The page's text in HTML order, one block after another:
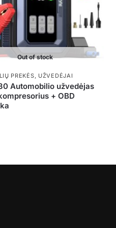
Out of stock
PREKĖS UŽVEDĖJAI
Automobilio užvedėjas
+ OBD